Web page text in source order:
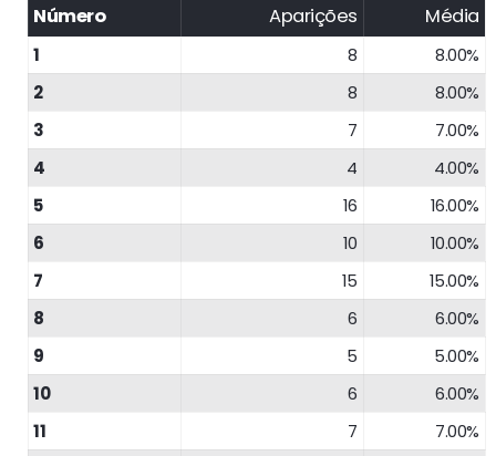
Número Aparições Média
1 8
8.00%
2
8
8.00%
3
7
7.00%
4
4
4.00%
5
16
16.00%
6
10
10.00%
7
15
15.00%
8
6
6.00%
9
5
5.00%
10
6
6.00%
11
7
7.00%